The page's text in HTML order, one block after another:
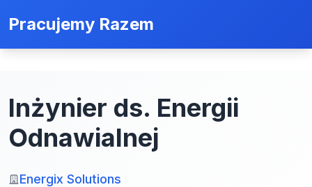
Pracujemy Razem
Inżynier ds. Energii
Odnawialnej
Energix Solutions